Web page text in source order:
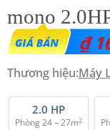
mono
₫
Thương hiệu:Máy
2.0 HP
Phòng 24 – 27m2